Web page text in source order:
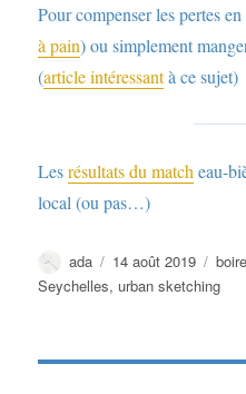
Pour compenser les pertes
à pain) ou simplement
(article intéressantà ce sujet)
Lesrésultats du match eau-
local (ou pas…)
Auteur
ada
Publié
le
14 août 2019 boire
Seychelles,urban sketching